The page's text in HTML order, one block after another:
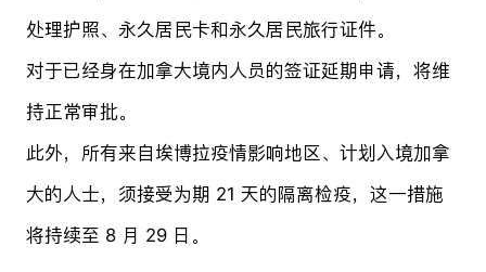
处理护照、永久居民卡和永久居民旅行证件。
对于已经身在加拿大境内人员的签证延期申请，将维
持正常审批。
此外，所有来自埃博拉疫情影响地区、计划入境加拿
大的人士，须接受为期 21 天的隔离检疫，这一措施
将持续至 8 月 29 日。